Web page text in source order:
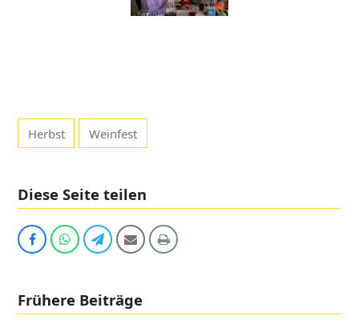
Herbst Weinfest
Diese Seite teilen
Auf
teilen
Share
Whatsapp
Share
Telegram
SharePrint
Frühere Beiträge